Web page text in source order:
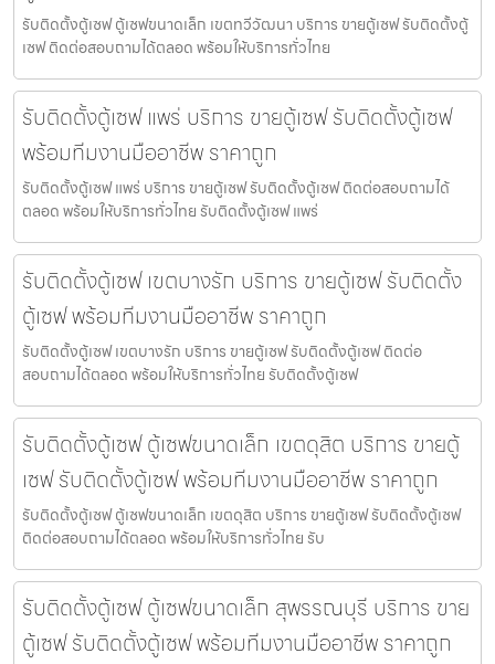
รับติดตั้งตู้เซฟ ตู้เซฟขนาดเล็ก เขตทวีวัฒนา บริการ ขายตู้เซฟ รับติดตั้งตู้
เซฟ ติดต่อสอบถามได้ตลอด พร้อมให้บริการทั่วไทย
รับติดตั้งตู้เซฟ แพร่ บริการ ขายตู้เซฟ รับติดตั้งตู้เซฟ
พร้อมทีมงานมืออาชีพ ราคาถูก
รับติดตั้งตู้เซฟ แพร่ บริการ ขายตู้เซฟ รับติดตั้งตู้เซฟ ติดต่อสอบถามได้
ตลอด พร้อมให้บริการทั่วไทย รับติดตั้งตู้เซฟ แพร่
รับติดตั้งตู้เซฟ เขตบางรัก บริการ ขายตู้เซฟ รับติดตั้ง
ตู้เซฟ พร้อมทีมงานมืออาชีพ ราคาถูก
รับติดตั้งตู้เซฟ เขตบางรัก บริการ ขายตู้เซฟ รับติดตั้งตู้เซฟ ติดต่อ
สอบถามได้ตลอด พร้อมให้บริการทั่วไทย รับติดตั้งตู้เซฟ
รับติดตั้งตู้เซฟ ตู้เซฟขนาดเล็ก เขตดุสิต บริการ ขายตู้
เซฟ รับติดตั้งตู้เซฟ พร้อมทีมงานมืออาชีพ ราคาถูก
รับติดตั้งตู้เซฟ ตู้เซฟขนาดเล็ก เขตดุสิต บริการ ขายตู้เซฟ รับติดตั้งตู้เซฟ
ติดต่อสอบถามได้ตลอด พร้อมให้บริการทั่วไทย รับ
รับติดตั้งตู้เซฟ ตู้เซฟขนาดเล็ก สุพรรณบุรี บริการ ขาย
ตู้เซฟ รับติดตั้งตู้เซฟ พร้อมทีมงานมืออาชีพ ราคาถูก